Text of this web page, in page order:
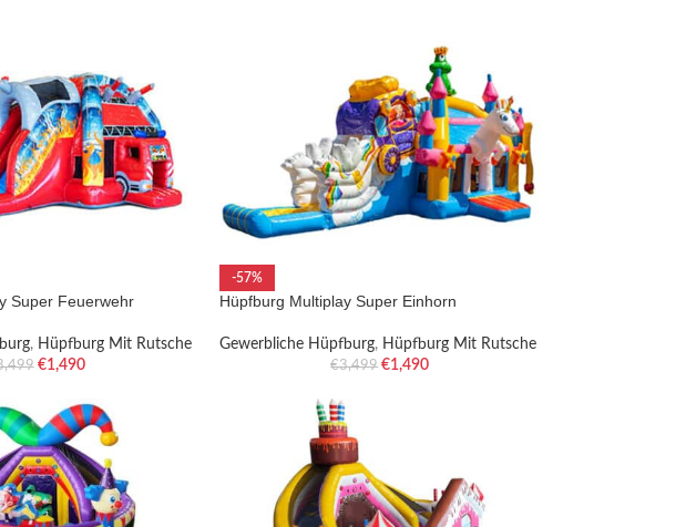
Super Feuerwehr
, Hüpfburg Mit Rutsche
€1,490
-57%
Hüpfburg Multiplay Super Einhorn
Gewerbliche Hüpfburg, Hüpfburg Mit Rutsche
€3,499 €1,490